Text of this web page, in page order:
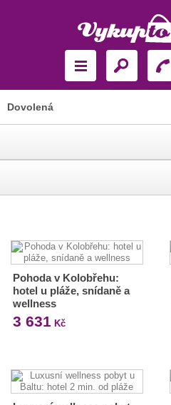
Dovolená
Pohoda v Kolobřehu:
hotel u pláže, snídaně a
wellness
3 631 Kč